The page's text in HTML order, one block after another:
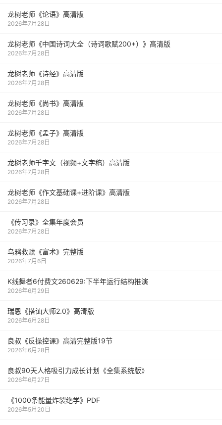
龙树老师《论语》高清版
2026年7月28日
龙树老师《中国诗词大全（诗词歌赋200+）》高清版
2026年7月28日
龙树老师《诗经》高清版
2026年7月28日
龙树老师《尚书》高清版
2026年7月28日
龙树老师《孟子》高清版
2026年7月28日
龙树老师千字文（视频+文字稿）高清版
2026年7月28日
龙树老师《作文基础课+进阶课》高清版
2026年7月28日
《传习录》全集年度会员
2026年7月28日
乌鸦救赎《富术》完整版
2026年7月6日
K线舞者6付费文260629:下半年运行结构推演
2026年6月29日
瑞恩《搭讪大师2.0》高清版
2026年6月28日
良叔《反操控课》高清完整版19节
2026年6月28日
良叔90天人格吸引力成长计划《全集系统版》
2026年6月27日
《1000‮能条‬‎量‮裂炸‬‎绝学》PDF
2026年5月20日